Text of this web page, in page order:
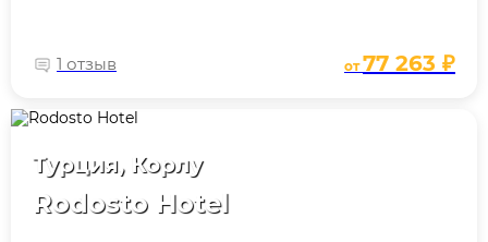
1 отзыв от77 263 ₽
Турция, Корлу
Rodosto Hotel